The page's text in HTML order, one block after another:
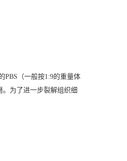
PBS（一般按1:9的重量体
为了进一步裂解组织细